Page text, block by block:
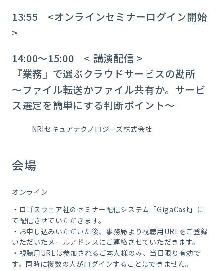
13:55 <オンラインセミナーログイン開始
>
14:00～15:00 < 講演配信 >
『業務』で選ぶクラウドサービスの勘所
～ファイル転送かファイル共有か。サービ
ス選定を簡単にする判断ポイント～
NRIセキュアテクノロジーズ株式会社
会場
オンライン
・ロゴスウェア社のセミナー配信システム「GigaCast」に
て配信させていただきます。
・お申し込みいただいた後、事務局より視聴用URLをご登録
いただいたメールアドレスにご連絡させていただきます。
・視聴用URLは参加されるご本人様のみ、当日限り有効で
す。同時に複数の人がログインすることはできません。